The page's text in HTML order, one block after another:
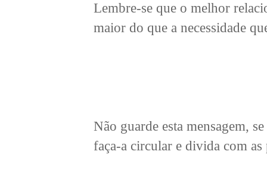
Lembre-se que o melhor
maior do que a necessidade
Não guarde esta mensagem,
faça-a circular e divida com as